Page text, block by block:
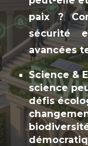
paix ?
sécurité
avancées
Science &
science
défis